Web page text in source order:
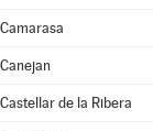
Camarasa
Canejan
Castellar de la Ribera